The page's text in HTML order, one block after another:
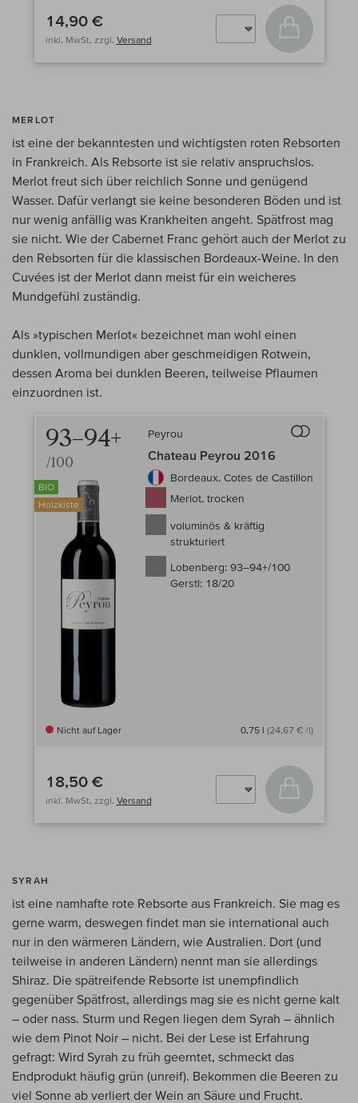
14,90 €
inkl. MwSt, zzgl. Versand
In den
MERLOT
ist eine der bekanntesten und wichtigsten roten Rebsorten
in Frankreich. Als Rebsorte ist sie relativ anspruchslos.
Merlot freut sich über reichlich Sonne und genügend
Wasser. Dafür verlangt sie keine besonderen Böden und ist
nur wenig anfällig was Krankheiten angeht. Spätfrost mag
sie nicht. Wie der Cabernet Franc gehört auch der Merlot zu
den Rebsorten für die klassischen Bordeaux-Weine. In den
Cuvées ist der Merlot dann meist für ein weicheres
Mundgefühl zuständig.
Als »typischen Merlot« bezeichnet man wohl einen
dunklen, vollmundigen aber geschmeidigen Rotwein,
dessen Aroma bei dunklen Beeren, teilweise Pflaumen
einzuordnen ist.
93–94+
/100
BIO
Holzkiste
Peyrou
Chateau Peyrou 2016
Bordeaux, Cotes de Castillon
Merlot, trocken
voluminös & kräftig
strukturiert
Lobenberg: 93–94+/100
Gerstl: 18/20
Nicht auf Lager 0,75 l (24,67 € /l)
18,50 €
inkl. MwSt, zzgl. Versand
In den
SYRAH
ist eine namhafte rote Rebsorte aus Frankreich. Sie mag es
gerne warm, deswegen findet man sie international auch
nur in den wärmeren Ländern, wie Australien. Dort (und
teilweise in anderen Ländern) nennt man sie allerdings
Shiraz. Die spätreifende Rebsorte ist unempfindlich
gegenüber Spätfrost, allerdings mag sie es nicht gerne kalt
– oder nass. Sturm und Regen liegen dem Syrah – ähnlich
wie dem Pinot Noir – nicht. Bei der Lese ist Erfahrung
gefragt: Wird Syrah zu früh geerntet, schmeckt das
Endprodukt häufig grün (unreif). Bekommen die Beeren zu
viel Sonne ab verliert der Wein an Säure und Frucht.